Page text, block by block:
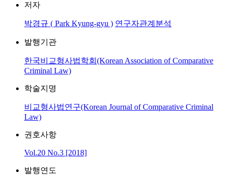
저자
박경규 ( Park Kyung-gyu ) 연구자관계분석
발행기관
한국비교형사법학회(Korean Association of Comparative
Criminal Law)
학술지명
비교형사법연구(Korean Journal of Comparative Criminal
Law)
권호사항
Vol.20 No.3 [2018]
발행연도